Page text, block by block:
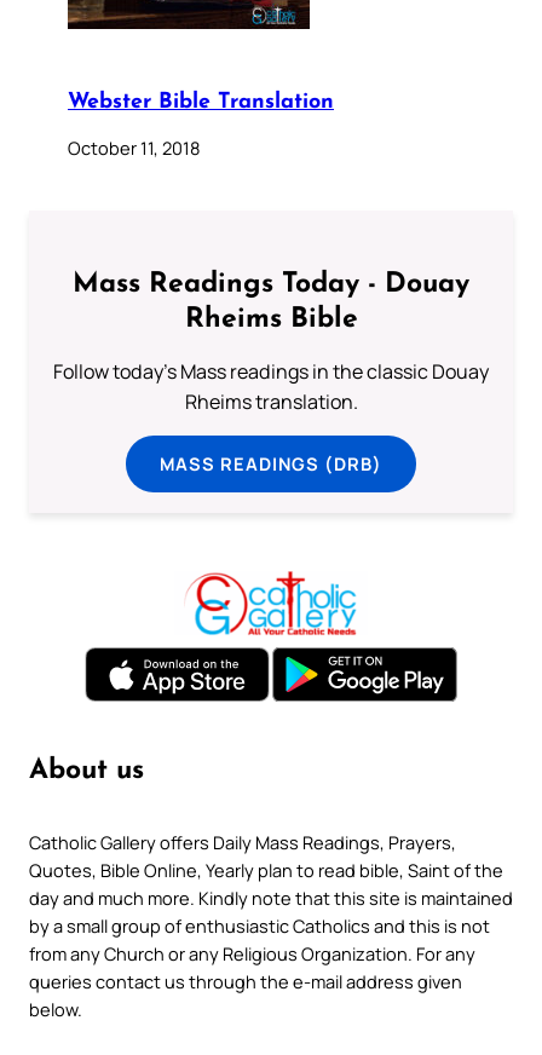
Webster Bible Translation
October 11, 2018
Mass Readings Today - Douay
Rheims Bible
Follow today's Mass readings in the classic Douay
Rheims translation.
MASS READINGS (DRB)
About us
Catholic Gallery offers Daily Mass Readings, Prayers,
Quotes, Bible Online, Yearly plan to read bible, Saint of the
day and much more. Kindly note that this site is maintained
by a small group of enthusiastic Catholics and this is not
from any Church or any Religious Organization. For any
queries contact us through the e-mail address given
below.